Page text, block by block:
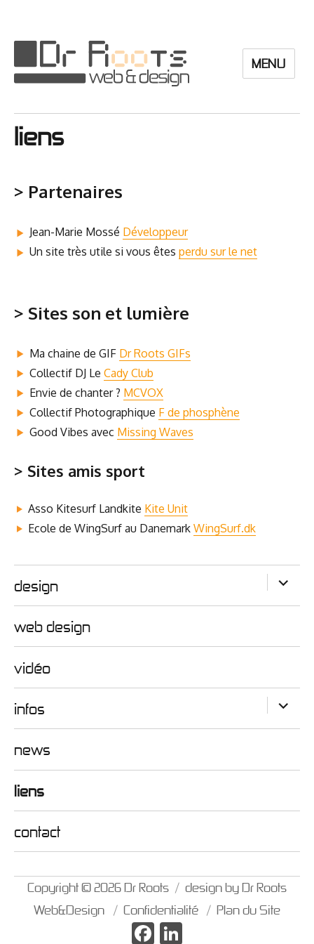
MENU
liens
> Partenaires
Jean-Marie Mos­sé Déve­lop­peur
Un site très utile si vous êtesper­du sur le net
> Sites son et lumière
Ma chaine de GIF Dr Roots GIFs
Col­lec­tif DJ LeCady Club
Envie de chan­ter ? MCVOX
Col­lec­tif Pho­to­gra­phique F de phosphène
Good Vibes avec Mis­sing Waves
> Sites amis sport
Asso Kite­surf Land­kite Kite Unit
Ecole de Wing­Surf au Dane­markWingSurf.dk
design
ouvrir
le
web design
vidéo
infos
ouvrir
le
news
liens
contact
Copyright © 2026Dr Roots design byDr Roots
Web&Design
Confidentialité Plan du Site
Facebook